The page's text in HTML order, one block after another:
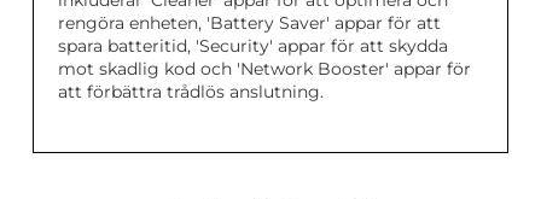
rengöra enheten, 'Battery Saver' appar för att
spara batteritid, 'Security' appar för att skydda
mot skadlig kod och 'Network Booster' appar för
att förbättra trådlös anslutning.